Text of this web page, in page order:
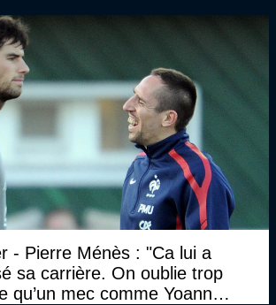
- Pierre Ménès : "Ca lui a
sa carrière. On oublie trop
qu’un mec comme Yoann